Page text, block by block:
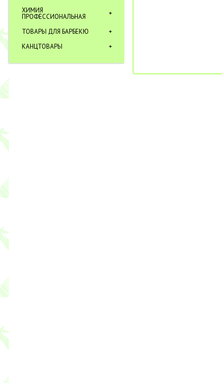
ХИМИЯ
ПРОФЕССИОНАЛЬНАЯ
ТОВАРЫ ДЛЯ БАРБЕКЮ
КАНЦТОВАРЫ